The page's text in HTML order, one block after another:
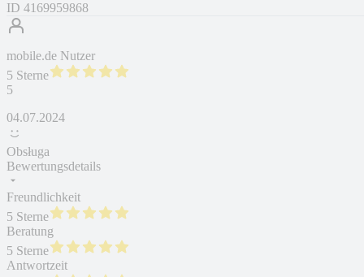
ID 4169959868
mobile.de Nutzer
5 Sterne
5
04.07.2024
Obsługa
Bewertungsdetails
Freundlichkeit
5 Sterne
Beratung
5 Sterne
Antwortzeit